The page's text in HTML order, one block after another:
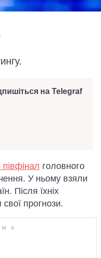
на Telegraf
головного
У ньому взяли
Після їхніх
свої прогнози.